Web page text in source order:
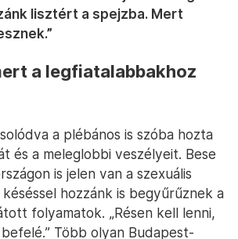
lisztért a spejzba. Mert
a legfiatalabbakhoz
a plébános is szóba hozta
és a meleglobbi veszélyeit. Bese
is jelen van a szexuális
hozzánk is begyűrűznek a
folyamatok. „Résen kell lenni,
Több olyan Budapest-